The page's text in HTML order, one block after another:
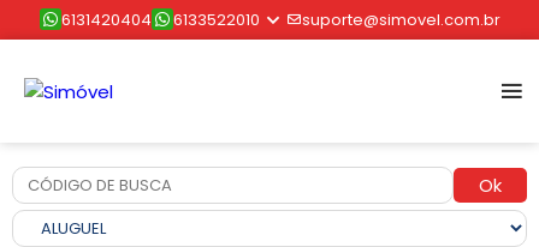
6131420404 6133522010 suporte@simovel.com.br
Ok